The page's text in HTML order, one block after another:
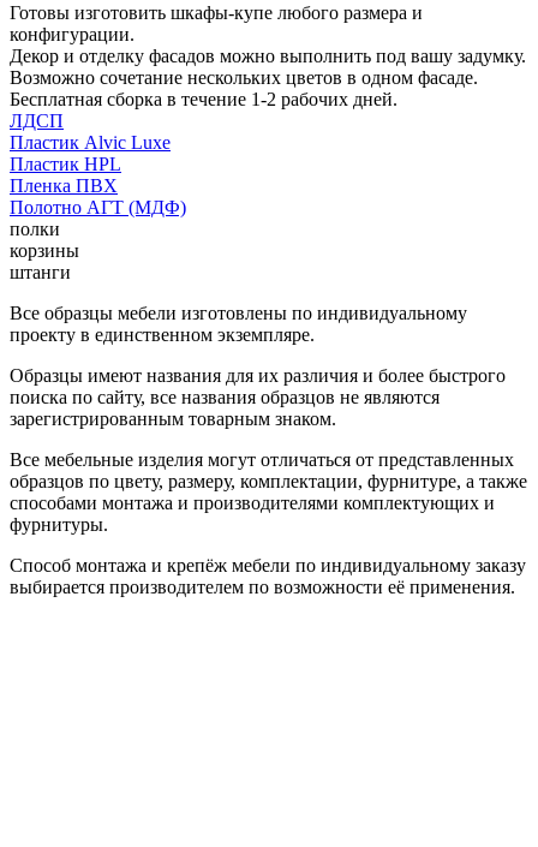
Готовы изготовить шкафы-купе любого размера и
конфигурации.
Декор и отделку фасадов можно выполнить под вашу задумку.
Возможно сочетание нескольких цветов в одном фасаде.
Бесплатная сборка в течение 1-2 рабочих дней.
ЛДСП
Пластик Alvic Luxe
Пластик HPL
Пленка ПВХ
Полотно АГТ (МДФ)
полки
корзины
штанги
Все образцы мебели изготовлены по индивидуальному
проекту в единственном экземпляре.
Образцы имеют названия для их различия и более быстрого
поиска по сайту, все названия образцов не являются
зарегистрированным товарным знаком.
Все мебельные изделия могут отличаться от представленных
образцов по цвету, размеру, комплектации, фурнитуре, а также
способами монтажа и производителями комплектующих и
фурнитуры.
Способ монтажа и крепёж мебели по индивидуальному заказу
выбирается производителем по возможности её применения.